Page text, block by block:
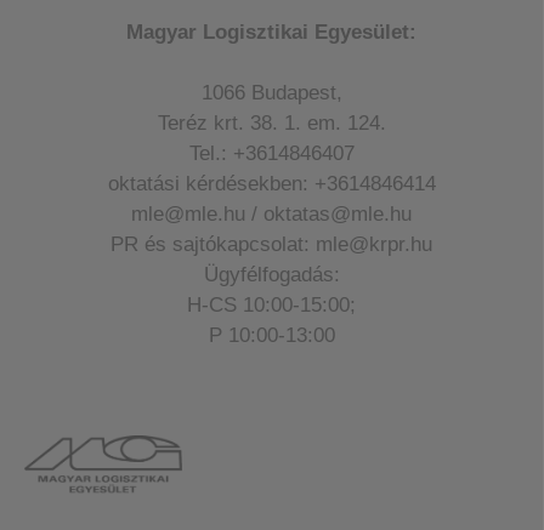
Magyar Logisztikai Egyesület:
1066 Budapest,
Teréz krt. 38. 1. em. 124.
Tel.: +3614846407
oktatási kérdésekben: +3614846414
mle@mle.hu / oktatas@mle.hu
PR és sajtókapcsolat: mle@krpr.hu
Ügyfélfogadás:
H-CS 10:00-15:00;
P 10:00-13:00